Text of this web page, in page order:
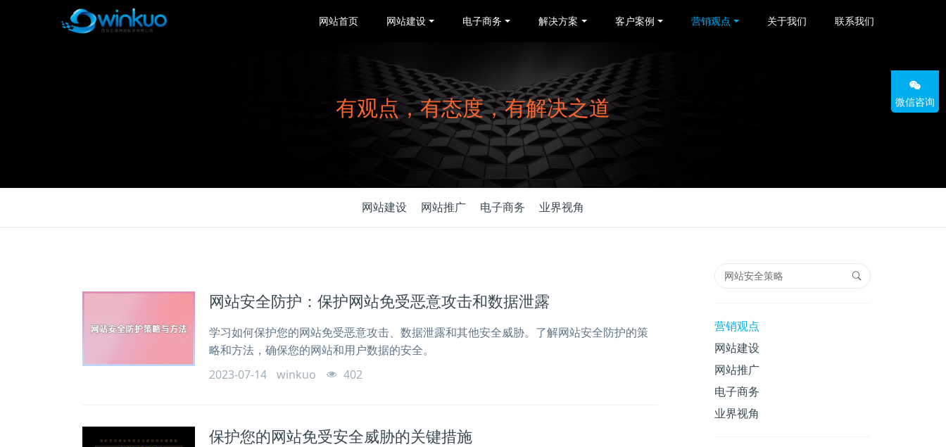
网站首页 网站建设 电子商务 解决方案 客户案例 营销观点 关于我们 联系我们
有观点，有态度，有解决之道
网站建设 网站推广 电子商务 业界视角
网站安全防护：保护网站免受恶意攻击和数据泄露
学习如何保护您的网站免受恶意攻击、数据泄露和其他安全威胁。了解网站安全防护的策
略和方法，确保您的网站和用户数据的安全。
2023-07-14
winkuo 402
保护您的网站免受安全威胁的关键措施
营销观点
网站建设
网站推广
电子商务
业界视角
微信咨询